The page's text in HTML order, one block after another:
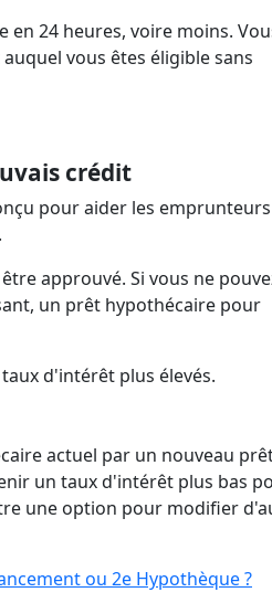
24 heures, voire moins.
vous êtes éligible sans
crédit
pour aider les
approuvé. Si vous ne
un prêt hypothécaire pour
d'intérêt plus élevés.
actuel par un nouveau
un taux d'intérêt plus bas
une option pour modifier
ou 2e Hypothèque ?